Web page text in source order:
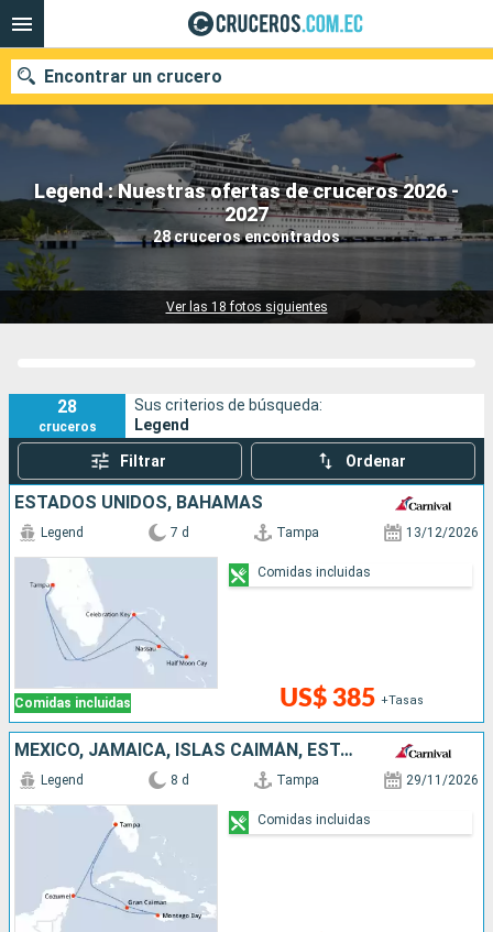
Legend : Nuestras ofertas de cruceros 2026 -
2027
28 cruceros encontrados
Ver las 18 fotos siguientes
Encontrar un crucero
Nuestros destinos
Fecha de salida
28
cruceros
Sus criterios de búsqueda:
Legend
Filtrar Ordenar
ESTADOS UNIDOS, BAHAMAS
Comidas incluidas
Legend 7 d Tampa 13/12/2026
US$ 385 +Tasas
Comidas incluidas
MÉXICO, JAMAICA, ISLAS CAIMÁN, ESTADOS UNIDOS
Legend 8 d Tampa 29/11/2026
Comidas incluidas